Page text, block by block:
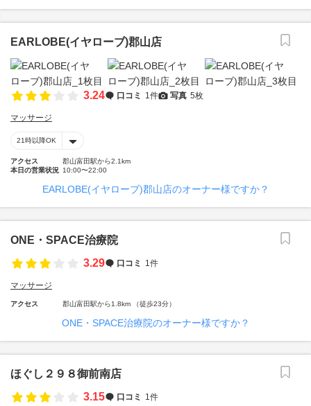
EARLOBE(イヤローブ)郡山店
3.24 口コミ 1件 写真 5枚
マッサージ
21時以降OK
アクセス
郡山富田駅から2.1km
本日の営業状況 10:00〜22:00
EARLOBE(イヤローブ)郡山店のオーナー様ですか？
ONE・SPACE治療院
3.29
口コミ 1件
マッサージ
アクセス 郡山富田駅から1.8km （徒歩23分）
ONE・SPACE治療院のオーナー様ですか？
ほぐし２９８御前南店
3.15
口コミ 1件